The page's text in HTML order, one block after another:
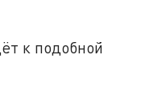
к подобной